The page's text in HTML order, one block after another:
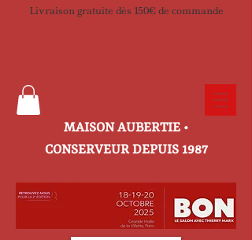
Livraison gratuite dès 150€ de commande
​MAISON AUBERTIE •
CONSERVEUR DEPUIS 1987